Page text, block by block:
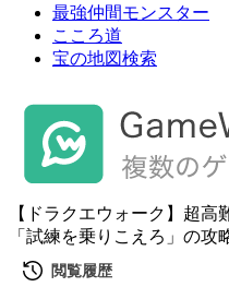
最強仲間モンスター
こころ道
宝の地図検索
【ドラクエウォーク】超
「試練を乗りこえろ」の攻